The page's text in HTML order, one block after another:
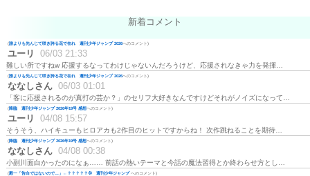
新着コメント
(誰よりも先んじて咲き誇る花で在れ 週刊少年ジャンプ 2026へのコメント)
ユーリ 06/03 21:33
難しい所ですねw 応援するなってわけじゃないんだろうけど、応援されなきゃ力を発揮…
(誰よりも先んじて咲き誇る花で在れ 週刊少年ジャンプ 2026へのコメント)
ななしさん 06/03 01:01
「客に応援されるのが真打の芸か？」のセリフ大好きなんですけどそれがノイズになって…
(降臨 週刊少年ジャンプ 2026年19号 感想へのコメント)
ユーリ 04/08 15:57
そうそう、ハイキューもヒロアカも2作目のヒットですからね！ 次作跳ねることを期待…
(降臨 週刊少年ジャンプ 2026年19号 感想へのコメント)
ななしさん 04/08 00:38
小副川面白かったのになぁ…… 前話の熱いテーマと今話の魔法習得とか終わらせ方とし…
(殿一「告白ではないので…」←？？？？？💢 週刊少年ジャンプへのコメント)